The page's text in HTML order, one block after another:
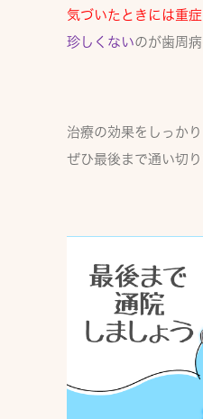
気づいたときには重
珍しくないのが歯周
治療の効果をしっか
ぜひ最後まで通い切り